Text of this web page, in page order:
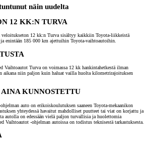
näin uudelta
12 KK:N TURVA
veloitukseton 12 kk:n Turva sisältyy kaikkiin Toyota-liikkeistä
enintään 185 000 km ajettuihin Toyota-vaihtoautoihin.
Vaihtoautot Turva on voimassa 12 kk hankintahetkestä ilman
aikana niin paljon kuin haluat vailla huolta kilometrirajoituksen
KUNNOSTETTU
auto on erikoiskoulutuksen saaneen Toyota-mekaanikon
yhteydessä havaitut mahdolliset puutteet tai viat on korjattu ja
autolla on edessään vielä paljon turvallisia ja huolettomia
Vaihtoautot -ohjelman autoissa on todistus teknisestä tarkastuksesta.